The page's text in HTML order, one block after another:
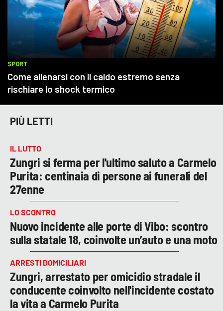
PIÙ LETTI
IL LUTTO
Zungri si ferma per l'ultimo saluto a Carmelo
Purita: centinaia di persone ai funerali del
27enne
LO SCONTRO
Nuovo incidente alle porte di Vibo: scontro
sulla statale 18, coinvolte un’auto e una moto
ARRESTI DOMICILIARI
Zungri, arrestato per omicidio stradale il
conducente coinvolto nell'incidente costato
la vita a Carmelo Purita